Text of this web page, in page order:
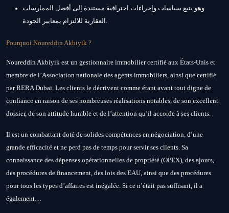
وهو يتبع سياسات وإجراءات احترافية مستندة إلى أفضل الممارسات
العقارية للالتزام بمعايير الجودة.
Pourquoi Noureddin Akbiyik ?
Noureddin Akbiyik est un gestionnaire immobilier certifié aux États-Unis et
membre de l’Association nationale des agents immobiliers, ainsi que certifié
par RERA Dubai. Les clients le décrivent comme étant avant tout digne de
confiance en raison de ses nombreuses réalisations notables, de son excellent
dossier, de son attitude humble et de l’attention qu’il accorde à ses clients.
Il est un combattant doté de solides compétences en négociation, d’une
grande efficacité et ne perd pas de temps pour servir ses clients. Sa
connaissance des dépenses opérationnelles de propriété (OPEX), des ajouts,
des procédures de financement, des lois des EAU, ainsi que des procédures
pour tous les types d’affaires est inégalée. Si ce n’était pas suffisant, il a
également…